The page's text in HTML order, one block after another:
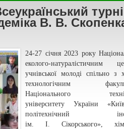
В. В.
24-27 січня 2023 року
еколого-натуралістичним
учнівської молоді спільно з
технологічним
Національного
університету України
політехнічний
ім. І. Сікорського»,